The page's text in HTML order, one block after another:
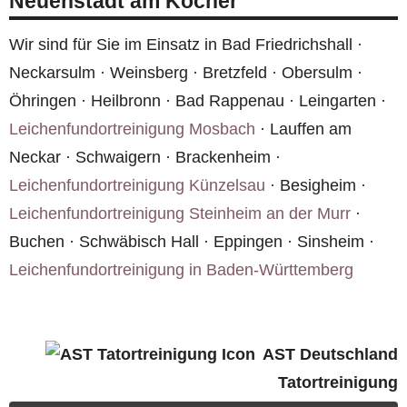
Boden- und Wandbeläge. In Neuenstadt am
Kocher garantieren wir ein geruchsfreies
Ergebnis.
Wir sind für Sie im Einsatz in Bad Friedrichshall ·
Neckarsulm · Weinsberg · Bretzfeld · Obersulm ·
Öhringen · Heilbronn · Bad Rappenau · Leingarten ·
Leichenfundortreinigung Mosbach · Lauffen am
Neckar · Schwaigern · Brackenheim ·
Leichenfundortreinigung Künzelsau · Besigheim ·
Leichenfundortreinigung Steinheim an der Murr ·
Buchen · Schwäbisch Hall · Eppingen · Sinsheim ·
Leichenfundortreinigung in Baden-Württemberg
AST Deutschland
Tatortreinigung